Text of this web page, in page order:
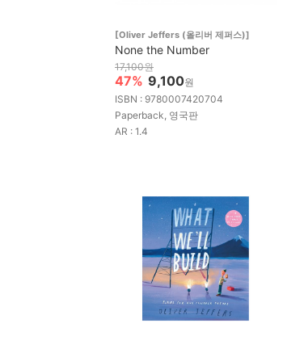
[Oliver Jeffers (올리버 제퍼스)]
None the Number
17,100원
47% 9,100원
ISBN : 9780007420704
Paperback, 영국판
AR : 1.4